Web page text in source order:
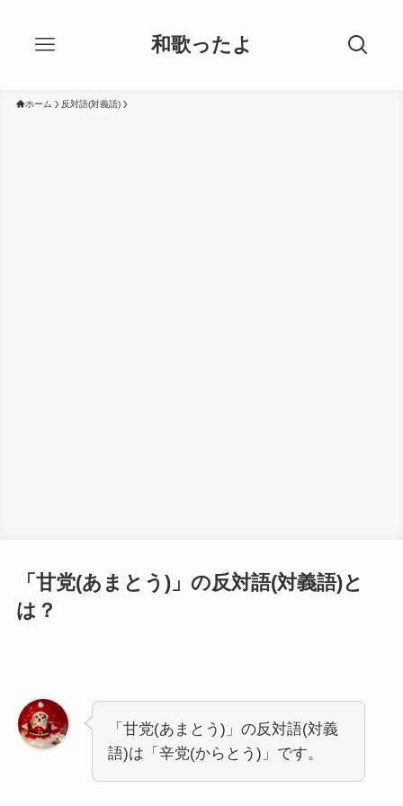
和歌ったよ
ホーム 反対語(対義語)
「甘党(あまとう)」の反対語(対義語)と
は？
「甘党(あまとう)」の反対語(対義
語)は「辛党(からとう)」です。